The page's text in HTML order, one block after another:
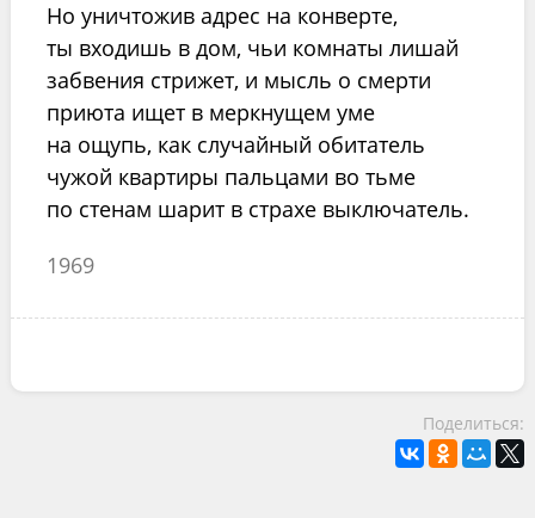
Но уничтожив адрес на конверте,
ты входишь в дом, чьи комнаты лишай
забвения стрижет, и мысль о смерти
приюта ищет в меркнущем уме
на ощупь, как случайный обитатель
чужой квартиры пальцами во тьме
по стенам шарит в страхе выключатель.
1969
Поделиться: